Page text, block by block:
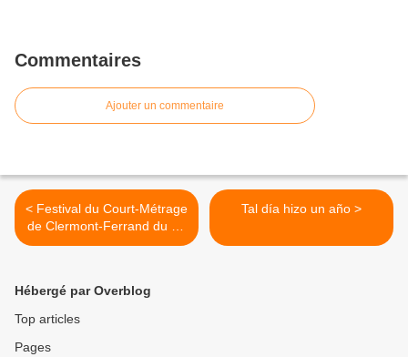
Commentaires
Ajouter un commentaire
< Festival du Court-Métrage
de Clermont-Ferrand du 29
janvier au 6 février 2021
Tal día hizo un año >
Hébergé par Overblog
Top articles
Pages